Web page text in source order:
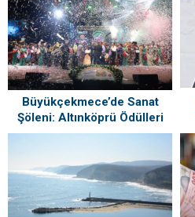
Büyükçekmece’de Sanat
Şöleni: Altınköprü Ödülleri
Sahiplerini Buldu!